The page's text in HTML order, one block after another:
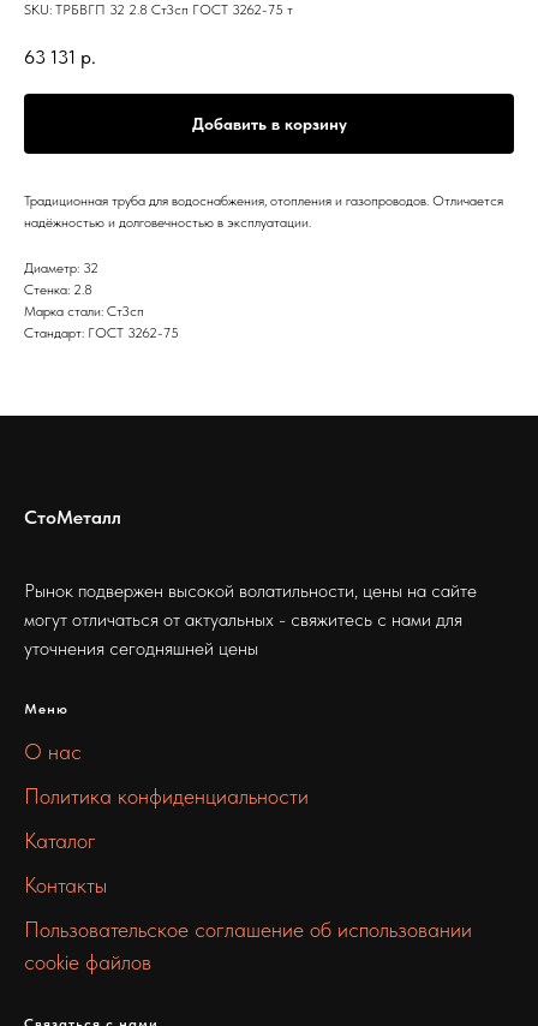
SKU: ТРБВГП 32 2.8 Ст3сп ГОСТ 3262-75 т
63 131 р.
Добавить в корзину
Традиционная труба для водоснабжения, отопления и газопроводов. Отличается
надёжностью и долговечностью в эксплуатации.
Диаметр: 32
Стенка: 2.8
Марка стали: Ст3сп
Стандарт: ГОСТ 3262-75
СтоМеталл
Рынок подвержен высокой волатильности, цены на сайте
могут отличаться от актуальных - свяжитесь с нами для
уточнения сегодняшней цены
Меню
О нас
Политика конфиденциальности
Каталог
Контакты
Пользовательское соглашение об использовании
cookie файлов